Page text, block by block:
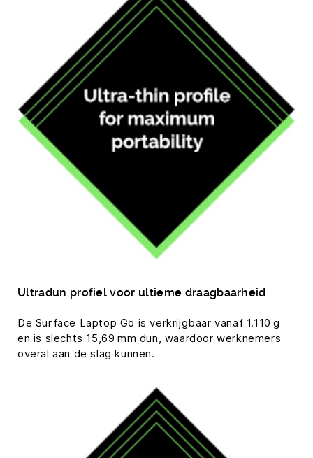
Ultradun profiel voor ultieme draagbaarheid
De Surface Laptop Go is verkrijgbaar vanaf 1.110 g
en is slechts 15,69 mm dun, waardoor werknemers
overal aan de slag kunnen.